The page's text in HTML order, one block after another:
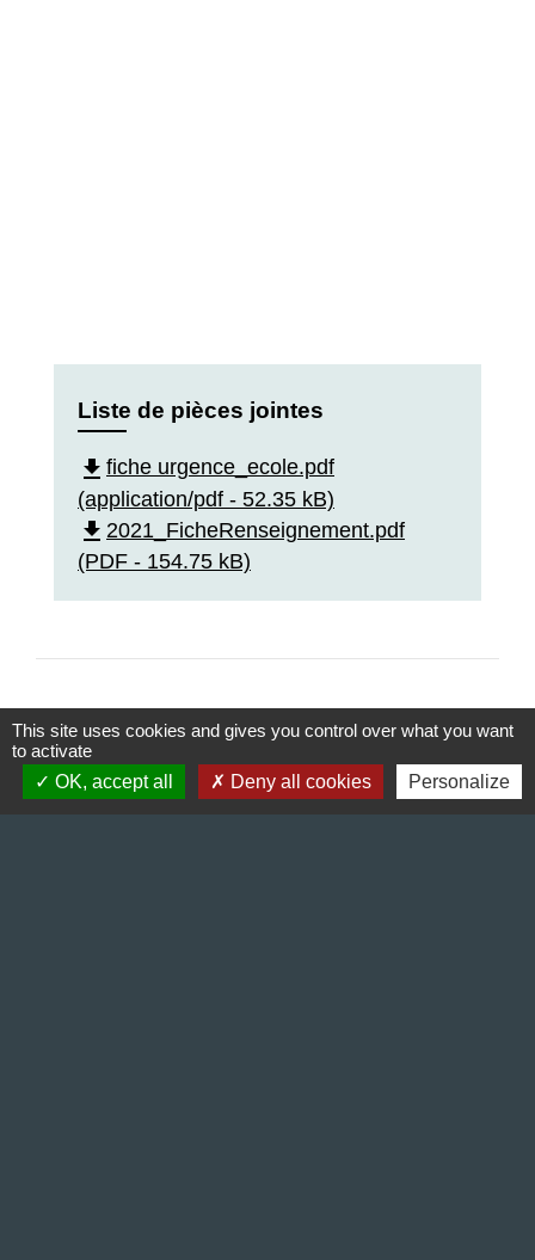
Liste de pièces jointes
file_download fiche urgence_ecole.pdf
(application/pdf - 52.35 kB)
file_download 2021_FicheRenseignement.pdf
(PDF - 154.75 kB)
Contact & Horaires
This site uses cookies and gives you control over what you want
to activate
OK, accept all
Deny all cookies Personalize